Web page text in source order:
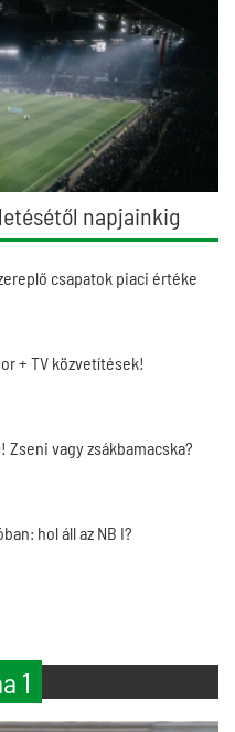
napjainkig
csapatok piaci értéke
+ TV közvetítések!
Zseni vagy zsákbamacska?
hol áll az NB I?
1